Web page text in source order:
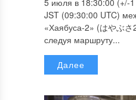
JST (09:30:00 UTC)
«Хаябуса-2» (はやぶ
следуя маршруту...
Далее